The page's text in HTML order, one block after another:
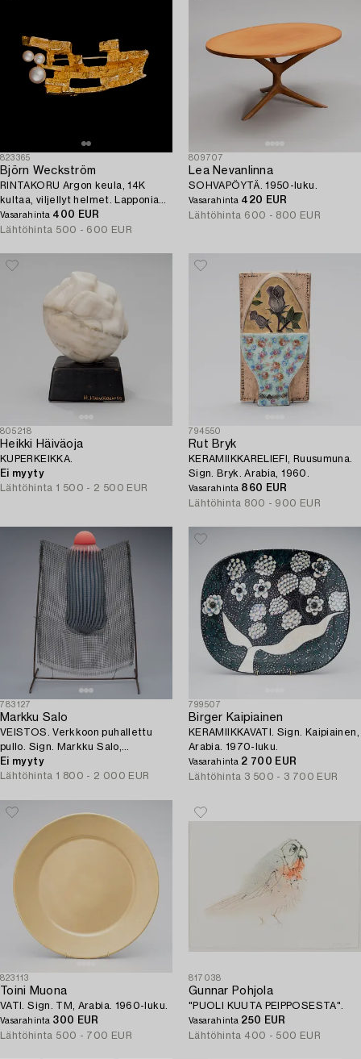
823365
Björn Weckström
RINTAKORU Argon keula, 14K
kultaa, viljellyt helmet. Lapponia
1969.
Vasarahinta 400 EUR
Lähtöhinta 500 - 600 EUR
809707
Lea Nevanlinna
SOHVAPÖYTÄ. 1950-luku.
Vasarahinta 420 EUR
Lähtöhinta 600 - 800 EUR
805218
Heikki Häiväoja
KUPERKEIKKA.
Ei myyty
Lähtöhinta 1 500 - 2 500 EUR
794550
Rut Bryk
KERAMIIKKARELIEFI, Ruusumuna.
Sign. Bryk. Arabia, 1960.
Vasarahinta 860 EUR
Lähtöhinta 800 - 900 EUR
783127
Markku Salo
VEISTOS. Verkkoon puhallettu
pullo. Sign. Markku Salo,
Nuutajärvi 1991 Notsjö.
Ei myyty
Lähtöhinta 1 800 - 2 000 EUR
799507
Birger Kaipiainen
KERAMIIKKAVATI. Sign. Kaipiainen,
Arabia. 1970-luku.
Vasarahinta 2 700 EUR
Lähtöhinta 3 500 - 3 700 EUR
823113
Toini Muona
VATI. Sign. TM, Arabia. 1960-luku.
Vasarahinta 300 EUR
Lähtöhinta 500 - 700 EUR
817038
Gunnar Pohjola
"PUOLI KUUTA PEIPPOSESTA".
Vasarahinta 250 EUR
Lähtöhinta 400 - 500 EUR